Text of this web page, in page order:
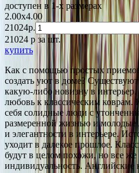
доступен в 1-x размерах
2.00x4.00
21024р.
21024 p за шт.
купить
Как с помощью простых
создать уют в доме?
какую-либо новизну в
любовь к классическим коврам.
себя солидные люди с
размеренной жизнью и молодые
и элегантности в интерьере.
уходит в далекое прошлое.
будут в целом похожи, но все
индивидуальность. Английские